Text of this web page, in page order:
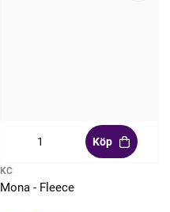
Köp
KC
Mona - Fleece